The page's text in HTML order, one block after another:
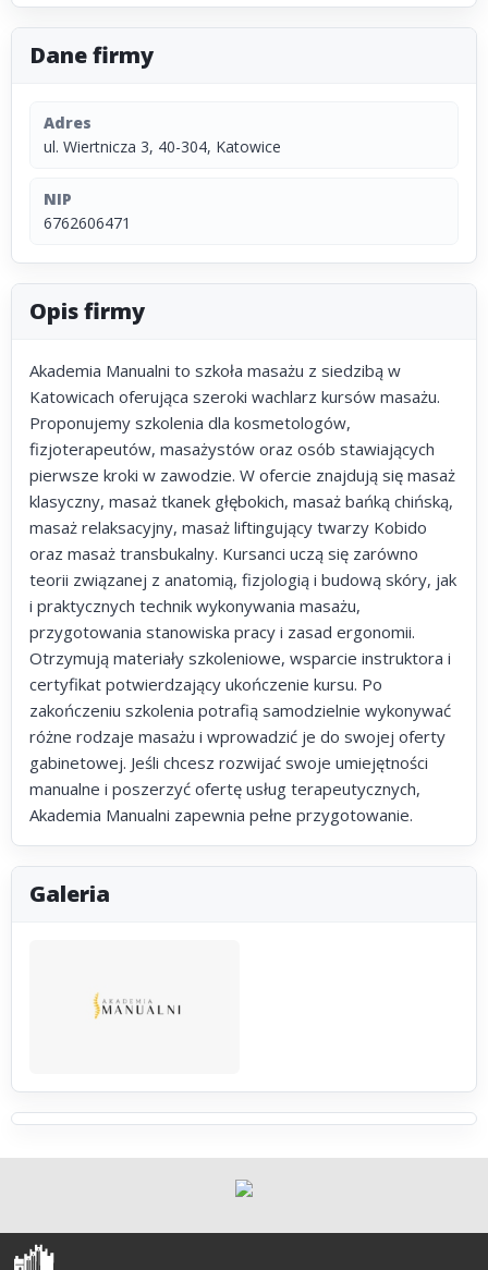
Dane firmy
Adres
ul. Wiertnicza 3, 40-304, Katowice
NIP
6762606471
Opis firmy
Akademia Manualni to szkoła masażu z siedzibą w
Katowicach oferująca szeroki wachlarz kursów masażu.
Proponujemy szkolenia dla kosmetologów,
fizjoterapeutów, masażystów oraz osób stawiających
pierwsze kroki w zawodzie. W ofercie znajdują się masaż
klasyczny, masaż tkanek głębokich, masaż bańką chińską,
masaż relaksacyjny, masaż liftingujący twarzy Kobido
oraz masaż transbukalny. Kursanci uczą się zarówno
teorii związanej z anatomią, fizjologią i budową skóry, jak
i praktycznych technik wykonywania masażu,
przygotowania stanowiska pracy i zasad ergonomii.
Otrzymują materiały szkoleniowe, wsparcie instruktora i
certyfikat potwierdzający ukończenie kursu. Po
zakończeniu szkolenia potrafią samodzielnie wykonywać
różne rodzaje masażu i wprowadzić je do swojej oferty
gabinetowej. Jeśli chcesz rozwijać swoje umiejętności
manualne i poszerzyć ofertę usług terapeutycznych,
Akademia Manualni zapewnia pełne przygotowanie.
Galeria
Olsztyn